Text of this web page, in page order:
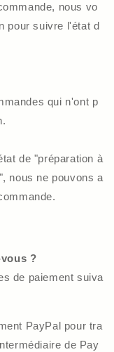
nous vo
pour suivre l'état d
qui n'ont p
de "préparation à
nous ne pouvons a
?
de paiement suiva
PayPal pour tra
de Pay